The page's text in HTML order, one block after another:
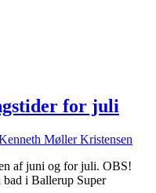
for juli
Møller Kristensen
af juni og for juli. OBS!
i Ballerup Super